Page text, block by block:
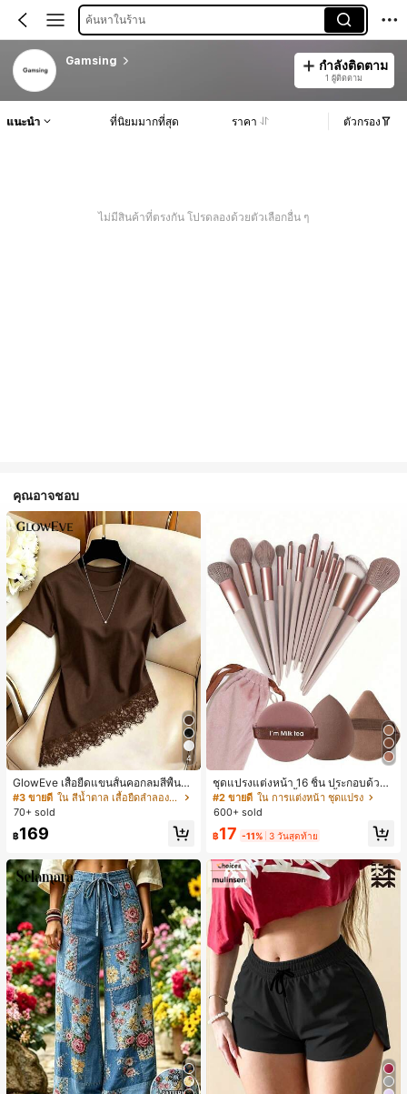
ค้นหาในร้าน
Gamsing กำลังติดตาม
1 ผู้ติดตาม
แนะนำ ที่นิยมมากที่สุด ราคา ตัวกรอง
ไม่มีสินค้าที่ตรงกัน โปรดลองด้วยตัวเลือกอื่น ๆ
คุณอาจชอบ
4
GlowEve เสื้อยืดแขนสั้นคอกลมสีพื้นลำ
ลองอเนกประสงค์สำหรับผู้หญิง
#3 ขายดี
ใน สีน้ำตาล เสื้อยืดลำลองพื้นฐาน
70+ sold
฿169
ชุดแปรงแต่งหน้า 16 ชิ้น ประกอบด้วยแ
ปรงแต่งหน้า 13 ชิ้น, ฟองน้ำแต่งหน้ารู
ปหยดน้ำ 1 ชิ้น, แปรงแป้งรองพื้นกลม 1
1 ชิ้น - ชุดคลาสสิก ทำจากขนสังเคราะ
หญิงและเด็กผู้หญิง เหมาะสำหรับฤดูใบ
ไม้ร่วงและฤดูหนาว
#2 ขายดี ใน การแต่งหน้า ชุดแปรง
600+ sold
฿17 -11% 3 วันสุดท้าย